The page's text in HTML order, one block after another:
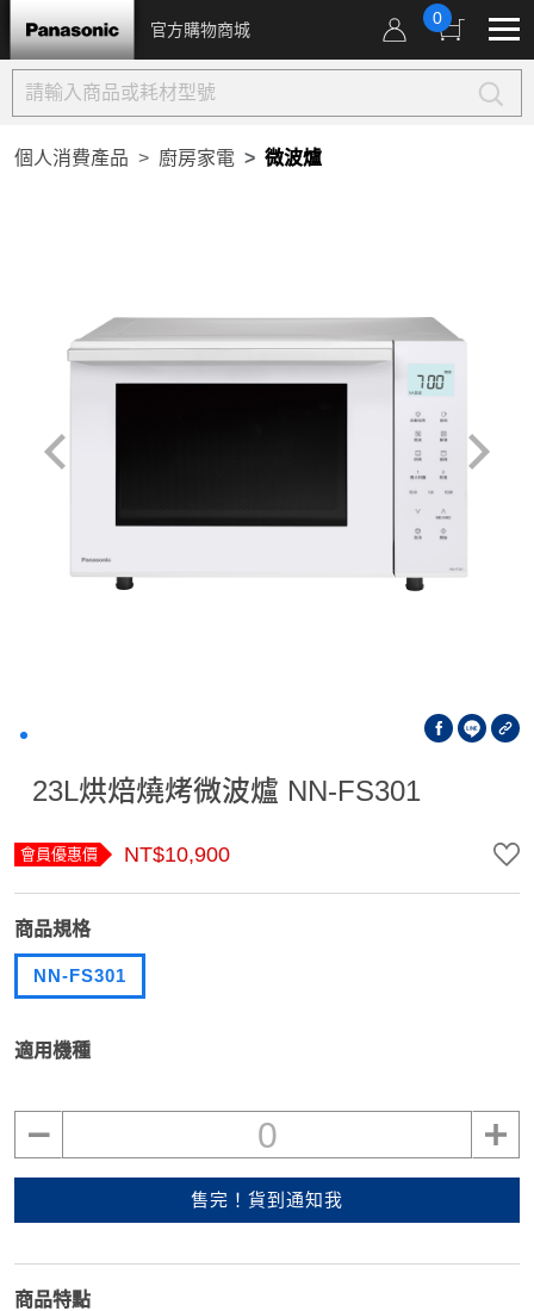
官方購物商城
0
個人消費產品 廚房家電 微波爐
23L烘焙燒烤微波爐 NN-FS301
會員優惠價 NT$10,900
商品規格
NN-FS301
適用機種
0
售完！貨到通知我
商品特點